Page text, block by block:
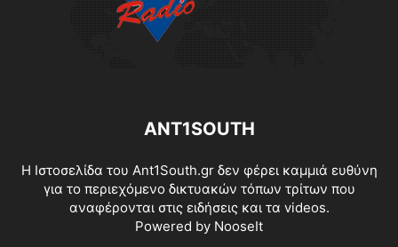
ANT1SOUTH
Η Ιστοσελίδα του Ant1South.gr δεν φέρει καμμιά ευθύνη
για το περιεχόμενο δικτυακών τόπων τρίτων που
αναφέρονται στις ειδήσεις και τα videos.
Powered by NooseIt